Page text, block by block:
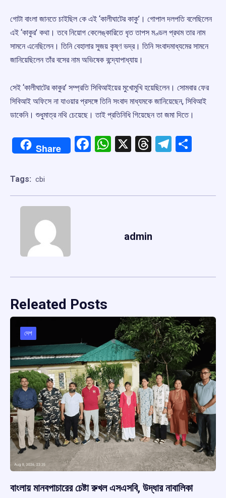
গোটা বাংলা জানতে চাইছিল কে এই ‘কালীঘাটের কাকু’। গোপাল দলপতি বলেছিলেন
এই ‘কাকুর’ কথা। তবে নিয়োগ কেলেঙ্কারিতে ধৃত তাপস মণ্ডল প্রথম তার নাম
সামনে এনেছিলেন। তিনি বেহালার সুজয় কৃষ্ণ ভদ্র। তিনি সংবাদমাধ্যমের সামনে
জানিয়েছিলেন তাঁর বসের নাম অভিষেক বন্দ্যোপাধ্যায়।
সেই ‘কালীঘাটের কাকুর’ সম্প্রতি সিবিআইয়ের মুখোমুখি হয়েছিলেন। সোমবার ফের
সিবিআই অফিসে না যাওয়ার প্রসঙ্গে তিনি সংবাদ মাধ্যমকে জানিয়েছেন, সিবিআই
ডাকেনি। শুধুমাত্র নথি চেয়েছে। তাই প্রতিনিধি গিয়েছেন তা জমা দিতে।
Share Facebook
WhatsApp
X Threads
Tags: cbi
admin
Releated Posts
দেশ
বাংলায় মানবপাচারের চেষ্টা রুখল এসএসবি, উদ্ধার নাবালিকা